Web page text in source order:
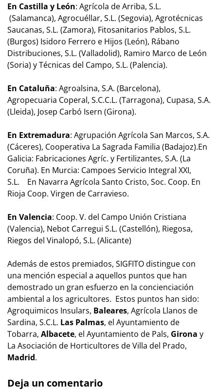
En Castilla y León: Agrícola de Arriba, S.L.
(Salamanca), Agrocuéllar, S.L. (Segovia), Agrotécnicas
Saucanas, S.L. (Zamora), Fitosanitarios Pablos, S.L.
(Burgos) Isidoro Ferrero e Hijos (León), Rábano
Distribuciones, S.L. (Valladolid), Ramiro Marco de León
(Soria) y Técnicas del Campo, S.L. (Palencia).
En Cataluña: Agroalsina, S.A. (Barcelona),
Agropecuaria Coperal, S.C.C.L. (Tarragona), Cupasa, S.A.
(Lleida), Josep Carbó Isern (Girona).
En Extremadura: Agrupación Agrícola San Marcos, S.A.
(Cáceres), Cooperativa La Sagrada Familia (Badajoz).En
Galicia: Fabricaciones Agríc. y Fertilizantes, S.A. (La
Coruña). En Murcia: Campoes Servicio Integral XXI,
S.L. En Navarra Agrícola Santo Cristo, Soc. Coop. En
Rioja Coop. Virgen de Carravieso.
En Valencia: Coop. V. del Campo Unión Cristiana
(Valencia), Nebot Carregui S.L. (Castellón), Riegosa,
Riegos del Vinalopó, S.L. (Alicante)
Además de estos premiados, SIGFITO distingue con
una mención especial a aquellos puntos que han
demostrado un gran esfuerzo en la concienciación
ambiental a los agricultores. Estos puntos han sido:
Agroquimicos Insulars, Baleares, Agrícola Llanos de
Sardina, S.C.L. Las Palmas, el Ayuntamiento de
Tobarra, Albacete, el Ayuntamiento de Pals, Girona y
La Asociación de Horticultores de Villa del Prado,
Madrid.
Deja un comentario